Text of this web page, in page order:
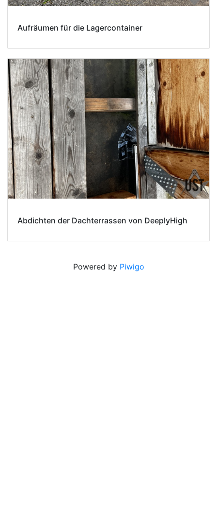
Aufräumen für die Lagercontainer
Abdichten der Dachterrassen von DeeplyHigh
Powered by Piwigo